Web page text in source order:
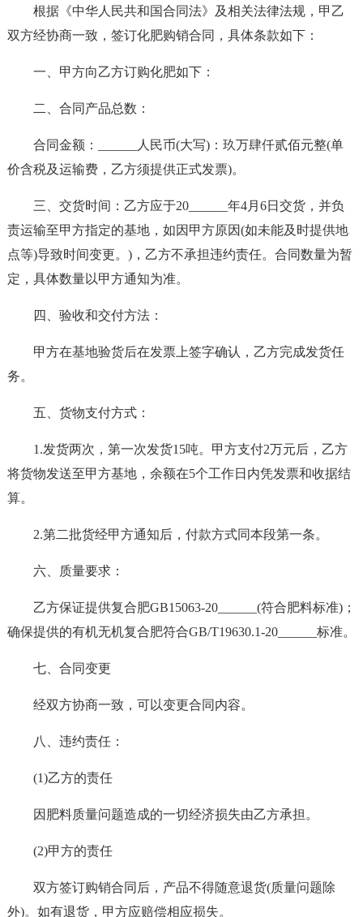
根据《中华人民共和国合同法》及相关法律法规，甲乙
双方经协商一致，签订化肥购销合同，具体条款如下：
一、甲方向乙方订购化肥如下：
二、合同产品总数：
合同金额：______人民币(大写)：玖万肆仟贰佰元整(单
价含税及运输费，乙方须提供正式发票)。
三、交货时间：乙方应于20______年4月6日交货，并负
责运输至甲方指定的基地，如因甲方原因(如未能及时提供地
点等)导致时间变更。)，乙方不承担违约责任。合同数量为暂
定，具体数量以甲方通知为准。
四、验收和交付方法：
甲方在基地验货后在发票上签字确认，乙方完成发货任
务。
五、货物支付方式：
1.发货两次，第一次发货15吨。甲方支付2万元后，乙方
将货物发送至甲方基地，余额在5个工作日内凭发票和收据结
算。
2.第二批货经甲方通知后，付款方式同本段第一条。
六、质量要求：
乙方保证提供复合肥GB15063-20______(符合肥料标准)；
确保提供的有机无机复合肥符合GB/T19630.1-20______标准。
七、合同变更
经双方协商一致，可以变更合同内容。
八、违约责任：
(1)乙方的责任
因肥料质量问题造成的一切经济损失由乙方承担。
(2)甲方的责任
双方签订购销合同后，产品不得随意退货(质量问题除
外)。如有退货，甲方应赔偿相应损失。